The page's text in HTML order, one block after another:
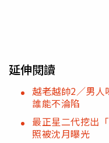
延伸閱讀
越老越帥2／男
誰能不淪陷
最正星二代挖出
照被沈月曝光